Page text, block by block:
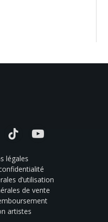
TikTok YouTube
légales
d’utilisation
de vente
artistes